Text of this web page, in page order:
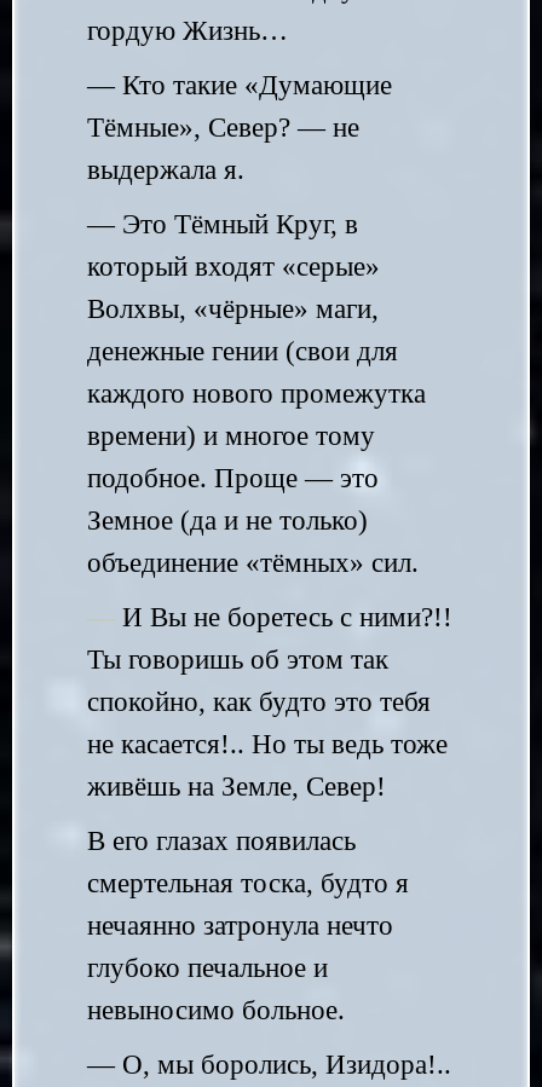
гордую Жизнь…
— Кто такие «Думающие
Тёмные», Север? — не
выдержала я.
— Это Тёмный Круг, в
который входят «серые»
Волхвы, «чёрные» маги,
денежные гении (свои для
каждого нового промежутка
времени) и многое тому
подобное. Проще — это
Земное (да и не только)
объединение «тёмных» сил.
— И Вы не боретесь с ними?!!
Ты говоришь об этом так
спокойно, как будто это тебя
не касается!.. Но ты ведь тоже
живёшь на Земле, Север!
В его глазах появилась
смертельная тоска, будто я
нечаянно затронула нечто
глубоко печальное и
невыносимо больное.
— О, мы боролись, Изидора!..